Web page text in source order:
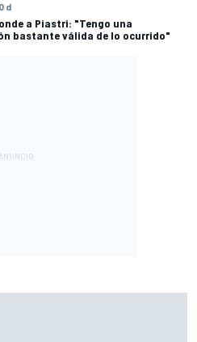
d
a Piastri: "Tengo una
bastante válida de lo ocurrido"